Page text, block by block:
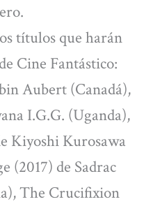
títulos que harán
Cine Fantástico:
Aubert (Canadá),
I.G.G. (Uganda),
Kiyoshi Kurosawa
(2017) de Sadrac
The Crucifixion